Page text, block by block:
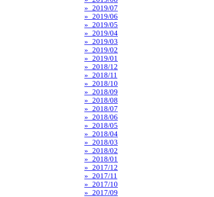
» 2019/07
» 2019/06
» 2019/05
» 2019/04
» 2019/03
» 2019/02
» 2019/01
» 2018/12
» 2018/11
» 2018/10
» 2018/09
» 2018/08
» 2018/07
» 2018/06
» 2018/05
» 2018/04
» 2018/03
» 2018/02
» 2018/01
» 2017/12
» 2017/11
» 2017/10
» 2017/09